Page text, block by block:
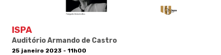
ISPA
Auditório Armando de Castro
25 janeiro 2023 - 11h00